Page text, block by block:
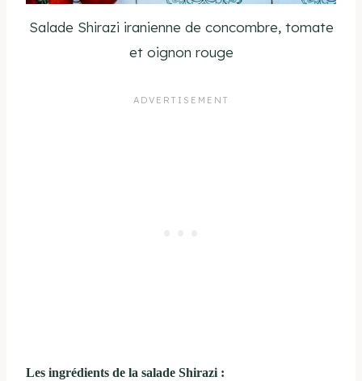
Salade Shirazi iranienne de concombre, tomate
et oignon rouge
Les ingrédients de la salade Shirazi :